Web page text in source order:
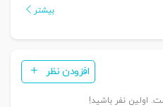
بیشتر
افزودن نظر
اولین نفر باشید!